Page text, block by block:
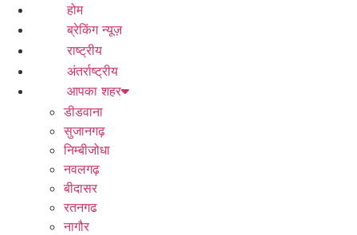
होम
ब्रेकिंग न्यूज़
राष्ट्रीय
अंतर्राष्ट्रीय
आपका शहर
डीडवाना
सुजानगढ़
निम्बीजोधा
नवलगढ़
बीदासर
रतनगढ
नागौर